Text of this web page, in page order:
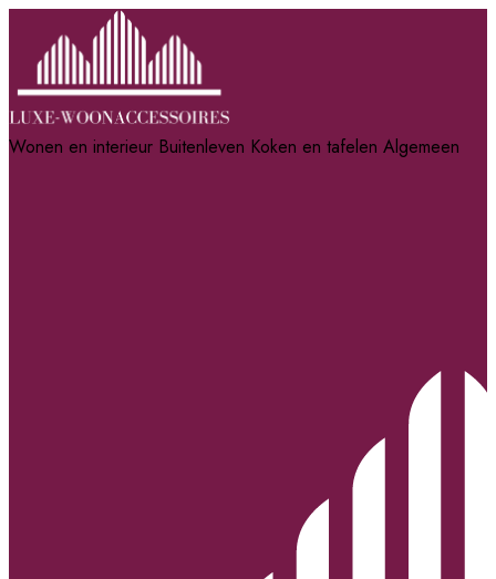
Wonen en interieur Buitenleven Koken en tafelen Algemeen